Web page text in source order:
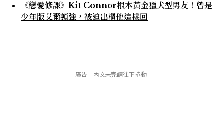
《戀愛修課》Kit Connor根本黃金獵犬型男友！曾是
少年版艾爾頓強，被迫出櫃他這樣回